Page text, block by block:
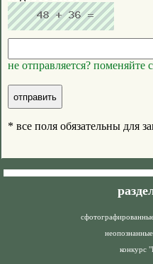
не отправляется? поменяйте
* все поля обязательны для
конкурс